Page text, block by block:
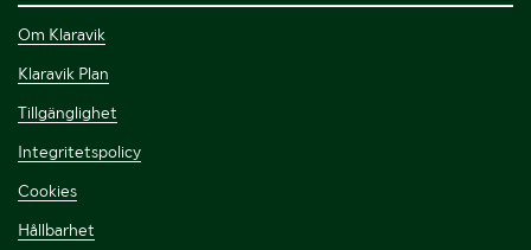
Om Klaravik
Klaravik Plan
Tillgänglighet
Integritetspolicy
Cookies
Hållbarhet